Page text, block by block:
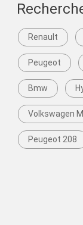
Renault
Peugeot
Bmw
Volkswagen
Peugeot 208